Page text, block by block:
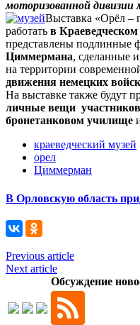
моторизованной дивизии
Выставка «Орёл –
работать в Краеведческом
представлены подлинные
Циммермана, сделанные
на территории
движения немецких войск
На выставке также будут
личные вещи
бронетанковом училище
краеведческий музей
орел
Циммерман
В Орловскую область
Previous article
Next article
Обсуждение